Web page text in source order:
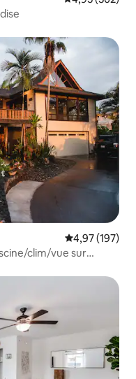
appréciés
Évaluation
4,97 (197)
clim/vue sur